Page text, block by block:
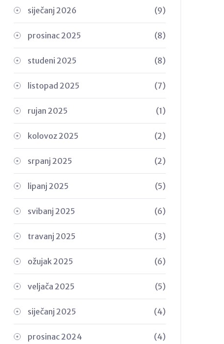
siječanj 2026 (9)
prosinac 2025 (8)
studeni 2025 (8)
listopad 2025 (7)
rujan 2025 (1)
kolovoz 2025 (2)
srpanj 2025 (2)
lipanj 2025 (5)
svibanj 2025 (6)
travanj 2025 (3)
ožujak 2025 (6)
veljača 2025 (5)
siječanj 2025 (4)
prosinac 2024 (4)